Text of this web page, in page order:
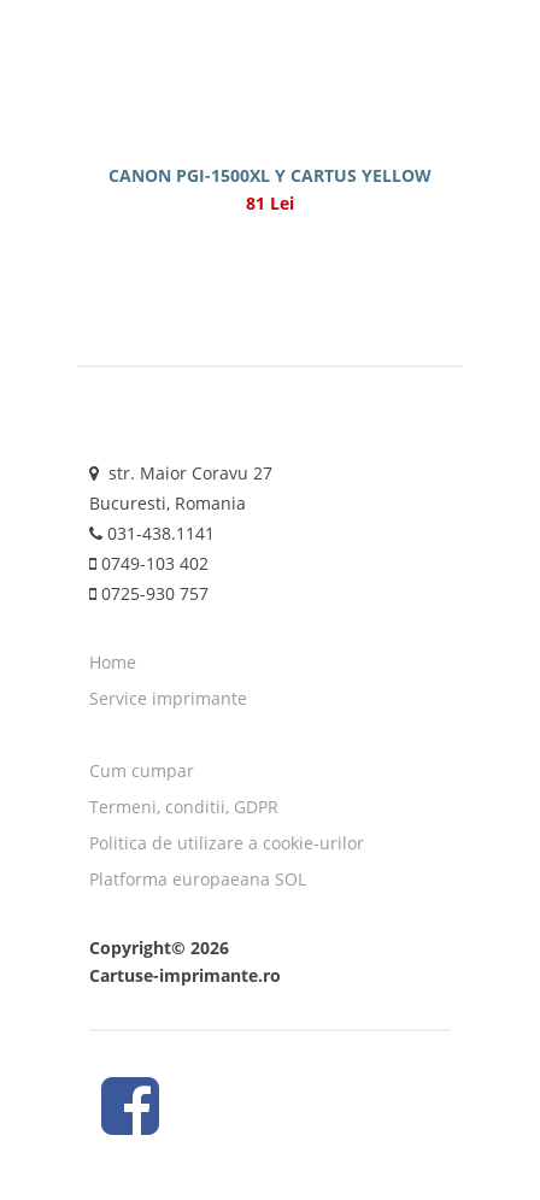
CANON PGI-1500XL Y CARTUS YELLOW
81 Lei
str. Maior Coravu 27
Bucuresti, Romania
031-438.1141
0749-103 402
0725-930 757
Home
Service imprimante
Cum cumpar
Termeni, conditii, GDPR
Politica de utilizare a cookie-urilor
Platforma europaeana SOL
Copyright© 2026
Cartuse-imprimante.ro